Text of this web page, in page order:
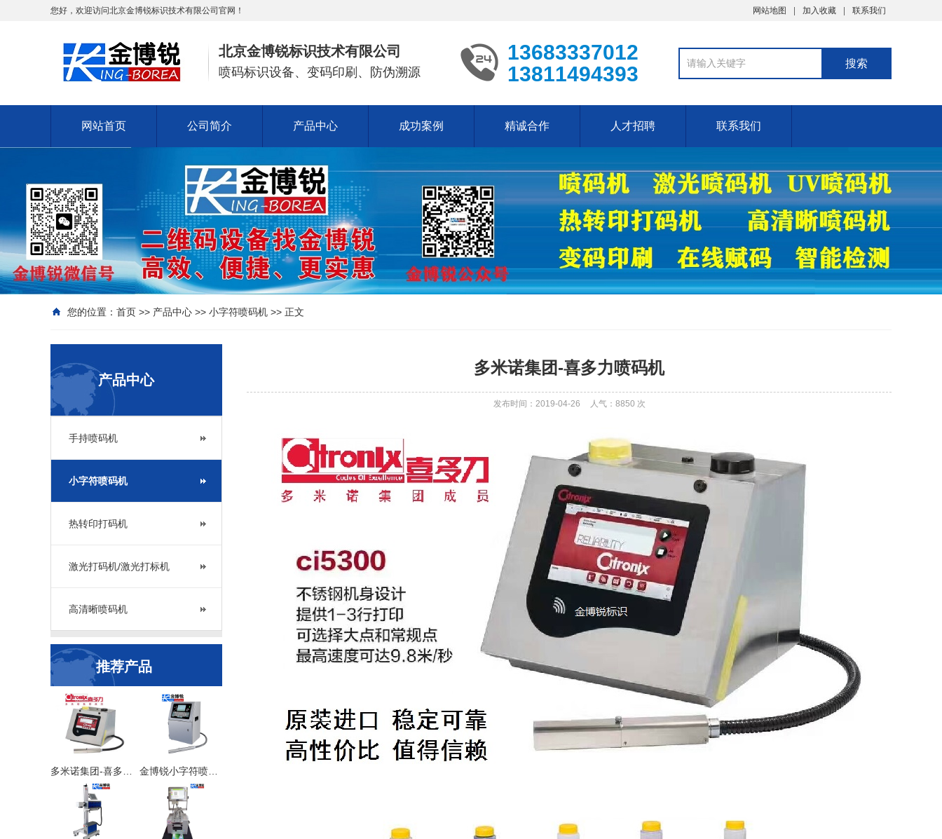
您好，欢迎访问北京金博锐标识技术有限公司官网！ 网站地图 加入收藏 联系我们
北京金博锐标识技术有限公司
喷码标识设备、变码印刷、防伪溯源
13683337012
13811494393
网站首页 公司简介 产品中心 成功案例 精诚合作 人才招聘 联系我们
您的位置： 首页 >> 产品中心 >> 小字符喷码机 >> 正文
产品中心
手持喷码机
小字符喷码机
热转印打码机
激光打码机/激光打标机
高清晰喷码机
推荐产品
多米诺集团-喜多力喷码机
发布时间：2019-04-26 人气： 8850 次